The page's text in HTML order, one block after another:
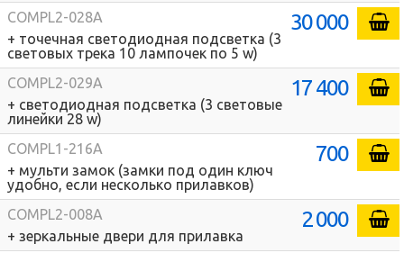
COMPL2-028A
+ точечная светодиодная подсветка (3
световых трека 10 лампочек по 5 w)
30 000
COMPL2-029A
+ светодиодная подсветка (3 световые
линейки 28 w)
17 400
COMPL1-216A
+ мульти замок (замки под один ключ
удобно, если несколько прилавков)
700
COMPL2-008A
+ зеркальные двери для прилавка
2 000